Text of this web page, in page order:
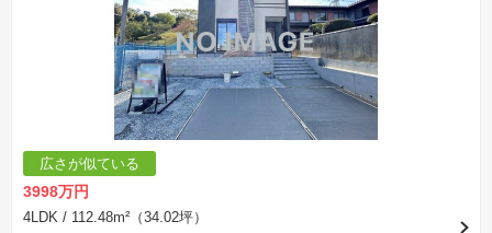
広さが似ている
3998万円
4LDK / 112.48m²（34.02坪）